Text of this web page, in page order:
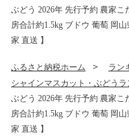
ぶどう 2026年 先行予約 農家
房合計約1.5kg ブドウ 葡萄 岡
家 直送 】
ふるさと納税ホーム ラン
シャインマスカット・ぶどう
ぶどう 2026年 先行予約 農家
房合計約1.5kg ブドウ 葡萄 岡
家 直送 】